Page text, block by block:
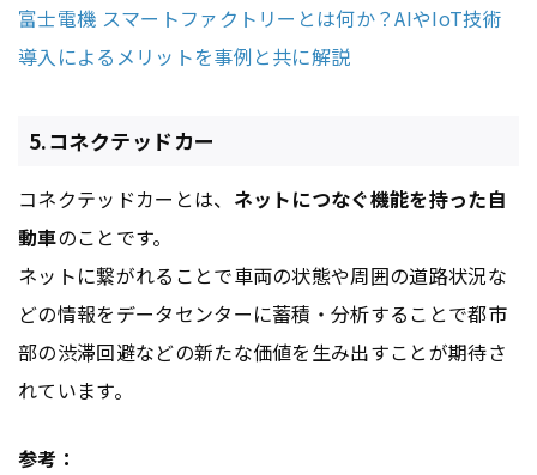
富士電機 スマートファクトリーとは何か？AIやIoT技術
導入によるメリットを事例と共に解説
5.コネクテッドカー
コネクテッドカーとは、 ネットにつなぐ機能を持った自
動車のことです。
ネットに繋がれることで車両の状態や周囲の道路状況な
どの情報をデータセンターに蓄積・分析することで都市
部の渋滞回避などの新たな価値を生み出すことが期待さ
れています。
参考：